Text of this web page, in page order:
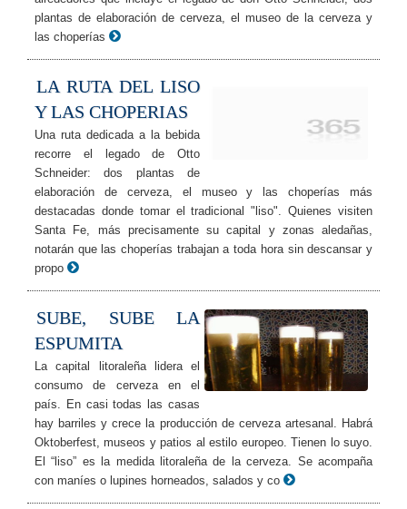
plantas de elaboración de cerveza, el museo de la cerveza y
las choperías
LA RUTA DEL LISO
Y LAS CHOPERIAS
Una ruta dedicada a la bebida
recorre el legado de Otto
Schneider: dos plantas de
elaboración de cerveza, el museo y las choperías más
destacadas donde tomar el tradicional "liso". Quienes visiten
Santa Fe, más precisamente su capital y zonas aledañas,
notarán que las choperías trabajan a toda hora sin descansar y
propo
SUBE, SUBE LA
ESPUMITA
La capital litoraleña lidera el
consumo de cerveza en el
país. En casi todas las casas
hay barriles y crece la producción de cerveza artesanal. Habrá
Oktoberfest, museos y patios al estilo europeo. Tienen lo suyo.
El “liso” es la medida litoraleña de la cerveza. Se acompaña
con maníes o lupines horneados, salados y co